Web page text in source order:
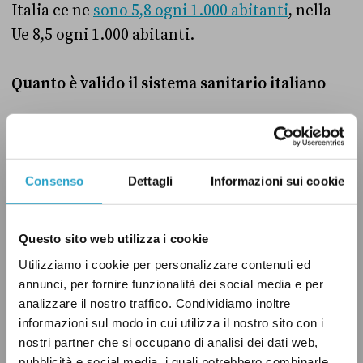
Consenso Dettagli Informazioni sui cookie
Questo sito web utilizza i cookie
Utilizziamo i cookie per personalizzare contenuti ed
annunci, per fornire funzionalità dei social media e per
analizzare il nostro traffico. Condividiamo inoltre
informazioni sul modo in cui utilizza il nostro sito con i
nostri partner che si occupano di analisi dei dati web,
Italia ce ne sono 5,8 ogni 1.000 abitanti, nella
Ue 8,5 ogni 1.000 abitanti.
Quanto è valido il sistema sanitario italiano
Nel loro rapporto, la Commissione Ue e l’Ocse
prendono poi in analisi tre aspetti specifici del
nostro sistema sanitario: l’efficacia,
l’accessibilità e la resilienza, ossia la capacità
(come ad esempio l’arrivo del nuovo
coronavirus).
Efficacia